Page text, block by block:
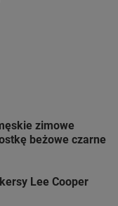
zimowe
beżowe czarne
Lee Cooper